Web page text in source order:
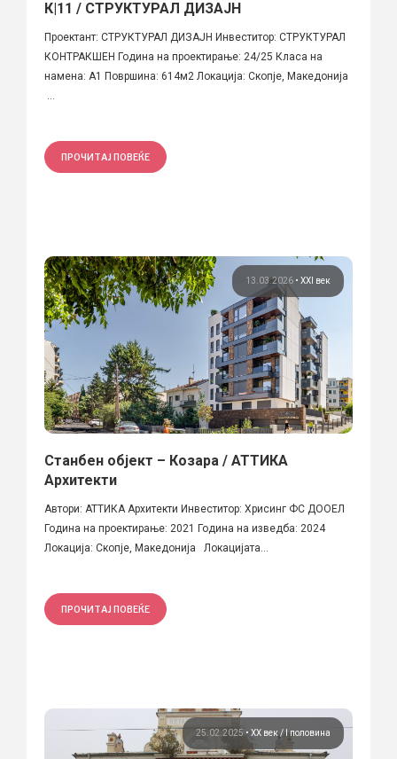
К|11 / СТРУКТУРАЛ ДИЗАЈН
Проектант: СТРУКТУРАЛ ДИЗАЈН Инвеститор: СТРУКТУРАЛ
КОНТРАКШЕН Година на проектирање: 24/25 Класа на
намена: А1 Површина: 614м2 Локација: Скопје, Македонија
...
ПРОЧИТАЈ ПОВЕЌЕ
13.03.2026 • XXI век
Станбен објект – Козара / АТТИКА
Архитекти
Автори: АТТИКА Архитекти Инвеститор: Хрисинг ФС ДООЕЛ
Година на проектирање: 2021 Година на изведба: 2024
Локација: Скопје, Македонија Локацијата...
ПРОЧИТАЈ ПОВЕЌЕ
25.02.2025 • ХХ век / I половина